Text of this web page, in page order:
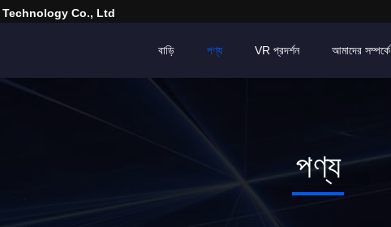
Co., Ltd
বাড়ি পণ্য VR প্রদর্শন আমাদের সম্পর্কে
পণ্য